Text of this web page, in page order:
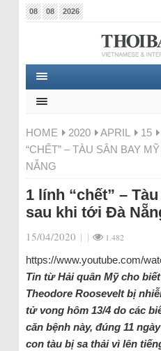
08 08 2026
HOME 2020 APRIL 15
“CHẾT” – TÀU SÂN BAY
NẴNG
1 lính “chết” –
sau khi tới Đà
15/04/2020 | | 1.482
https://www.youtube.com/
Tin từ Hải quân Mỹ cho
Theodore Roosevelt bị
tử vong hôm 13/4 do các
căn bệnh này, đúng 11
con tàu bị sa thải vì lên